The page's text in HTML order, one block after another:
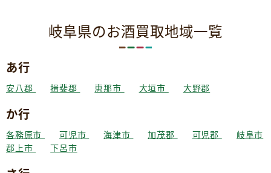
岐阜県のお酒買取地域一覧
あ行
安八郡 揖斐郡 恵那市 大垣市 大野郡
か行
各務原市 可児市 海津市 加茂郡 可児郡
岐阜市
郡上市
下呂市